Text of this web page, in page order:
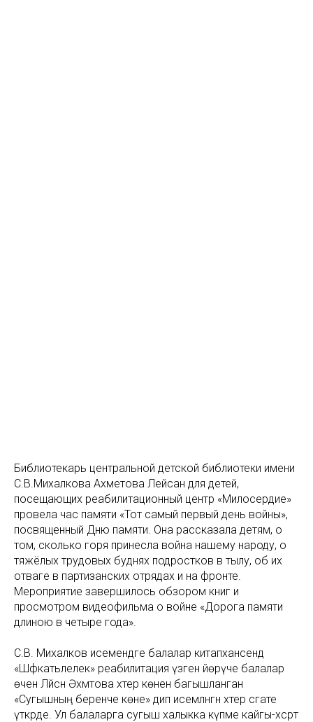
Библиотекарь центральной детской библиотеки имени
С.В.Михалкова Ахметова Лейсан для детей,
посещающих реабилитационный центр «Милосердие»
провела час памяти «Тот самый первый день войны»,
посвященный Дню памяти. Она рассказала детям, о
том, сколько горя принесла война нашему народу, о
тяжёлых трудовых буднях подростков в тылу, об их
отваге в партизанских отрядах и на фронте.
Мероприятие завершилось обзором книг и
просмотром видеофильма о войне «Дорога памяти
длиною в четыре года».
С.В. Михалков исемендәге балалар китапханәсендә
«Шәфкатьлелек» реабилитация үзәгенә йөрүче балалар
өчен Ләйсән Әхмәтова хәтер көненә багышланган
«Сугышның беренче көне» дип исемләнгән хәтер сәгате
үткәрде. Ул балаларга сугыш халыкка күпме кайгы-хәсрәт